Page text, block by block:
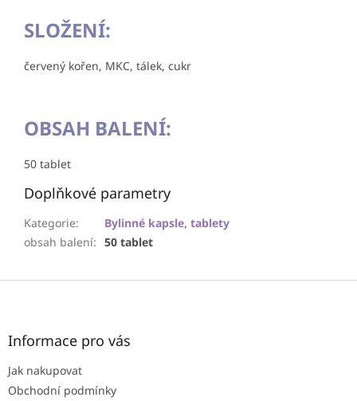
SLOŽENÍ:
červený kořen, MKC, tálek, cukr
OBSAH BALENÍ:
50 tablet
Doplňkové parametry
Kategorie:
Bylinné kapsle, tablety
obsah balení: 50 tablet
Z
Informace pro vás
Jak nakupovat
Obchodní podmínky